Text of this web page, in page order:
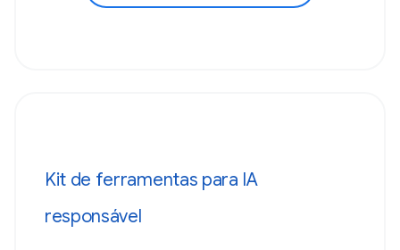
Kit de ferramentas para IA
responsável